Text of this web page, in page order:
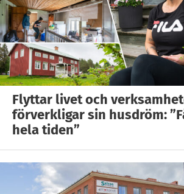
Flyttar livet och
förverkligar sin husdröm:
hela tiden”